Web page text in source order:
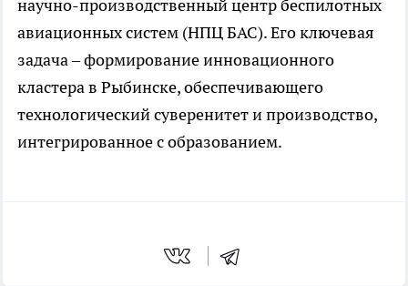
научно-производственный центр беспилотных
авиационных систем (НПЦ БАС). Его ключевая
задача – формирование инновационного
кластера в Рыбинске, обеспечивающего
технологический суверенитет и производство,
интегрированное с образованием.